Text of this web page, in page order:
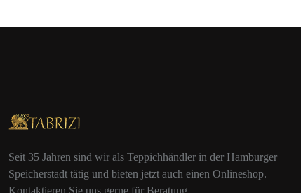
Seit 35 Jahren sind wir als Teppichhändler in der Hamburger
Speicherstadt tätig und bieten jetzt auch einen Onlineshop.
Kontaktieren Sie uns gerne für Beratung.